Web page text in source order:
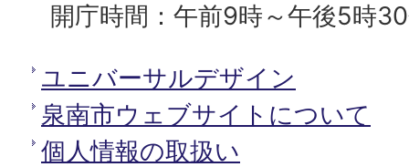
開庁時間：午前9時～午後5時
ユニバーサルデザイン
泉南市ウェブサイトについて
個人情報の取扱い